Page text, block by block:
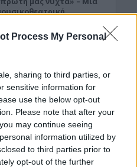
Process My Personal
sharing to third parties, or
sensitive information for
use the below opt-out
Please note that after your
may continue seeing
information utilized by
to third parties prior to
opt-out of the further
08:30
βραδιά με τον Νίκο
Τοπόλια
08:25
ΧΑΝΊΩΝ
στην Ιερά Μονή
08:20